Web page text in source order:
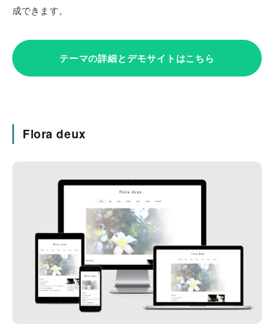
成できます。
テーマの詳細とデモサイトはこちら
Flora deux